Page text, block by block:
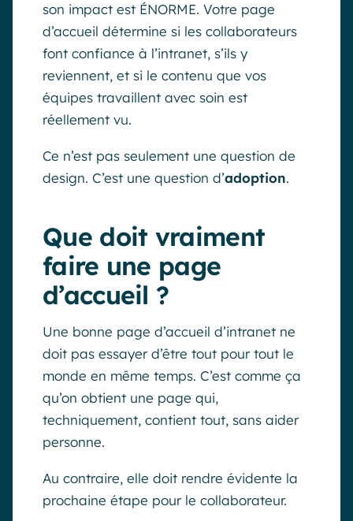
son impact est ÉNORME. Votre page
d’accueil détermine si les collaborateurs
font confiance à l’intranet, s’ils y
reviennent, et si le contenu que vos
équipes travaillent avec soin est
réellement vu.
Ce n’est pas seulement une question de
design. C’est une question d’adoption.
Que doit vraiment
faire une page
d’accueil ?
Une bonne page d’accueil d’intranet ne
doit pas essayer d’être tout pour tout le
monde en même temps. C’est comme ça
qu’on obtient une page qui,
techniquement, contient tout, sans aider
personne.
Au contraire, elle doit rendre évidente la
prochaine étape pour le collaborateur.